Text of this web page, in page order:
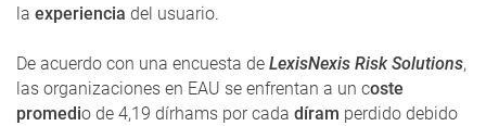
la experiencia del usuario.
De acuerdo con una encuesta de LexisNexis Risk Solutions,
las organizaciones en EAU se enfrentan a un coste
promedio de 4,19 dírhams por cada díram perdido debido